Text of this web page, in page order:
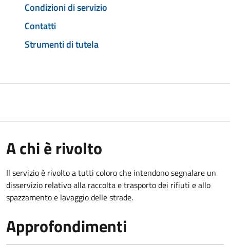
Condizioni di servizio
Contatti
Strumenti di tutela
A chi è rivolto
Il servizio è rivolto a tutti coloro che intendono segnalare un
disservizio relativo alla raccolta e trasporto dei rifiuti e allo
spazzamento e lavaggio delle strade.
Approfondimenti